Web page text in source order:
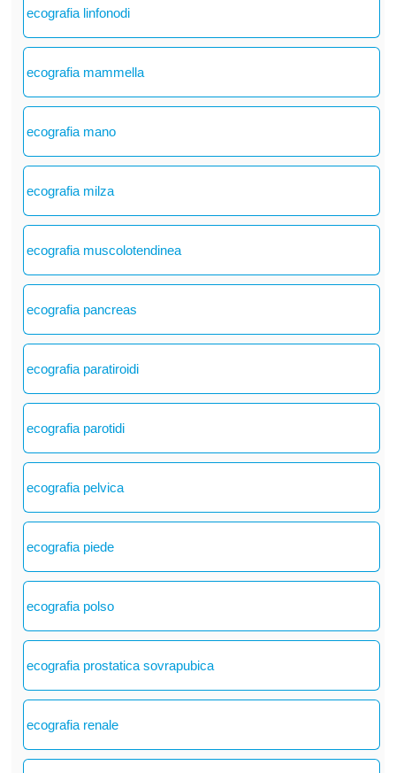
ecografia linfonodi
ecografia mammella
ecografia mano
ecografia milza
ecografia muscolotendinea
ecografia pancreas
ecografia paratiroidi
ecografia parotidi
ecografia pelvica
ecografia piede
ecografia polso
ecografia prostatica sovrapubica
ecografia renale